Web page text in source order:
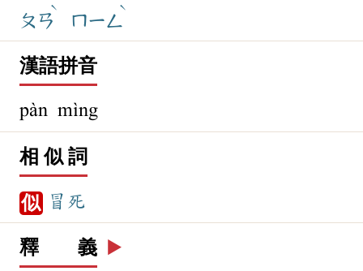
ㄆㄢ
ˋ
ㄇㄧㄥ
ˋ
漢語拼音
pàn mìng
相 似 詞
似 冒死
釋 義 ▶️